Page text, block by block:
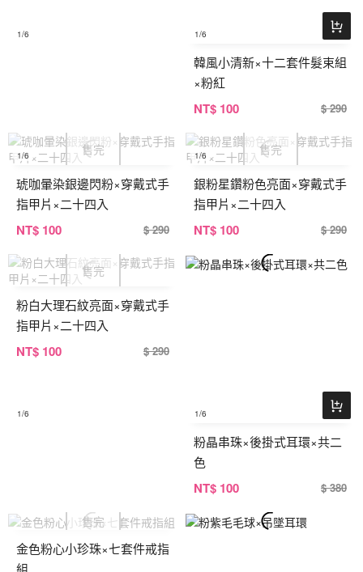
1/6 1/6
韓風小清新×十二套件髮束組
×粉紅
NT$ 100 $ 290
1/6
琥咖暈染銀邊閃粉×穿戴式手
指甲片×二十四入
NT$ 100 $ 290
1/6
銀粉星鑽粉色亮面×穿戴式手
指甲片×二十四入
NT$ 100 $ 290
1/6
粉白大理石紋亮面×穿戴式手
指甲片×二十四入
NT$ 100 $ 290
1/6
粉晶串珠×後掛式耳環×共二
色
NT$ 100 $ 380
金色粉心小珍珠×七套件戒指